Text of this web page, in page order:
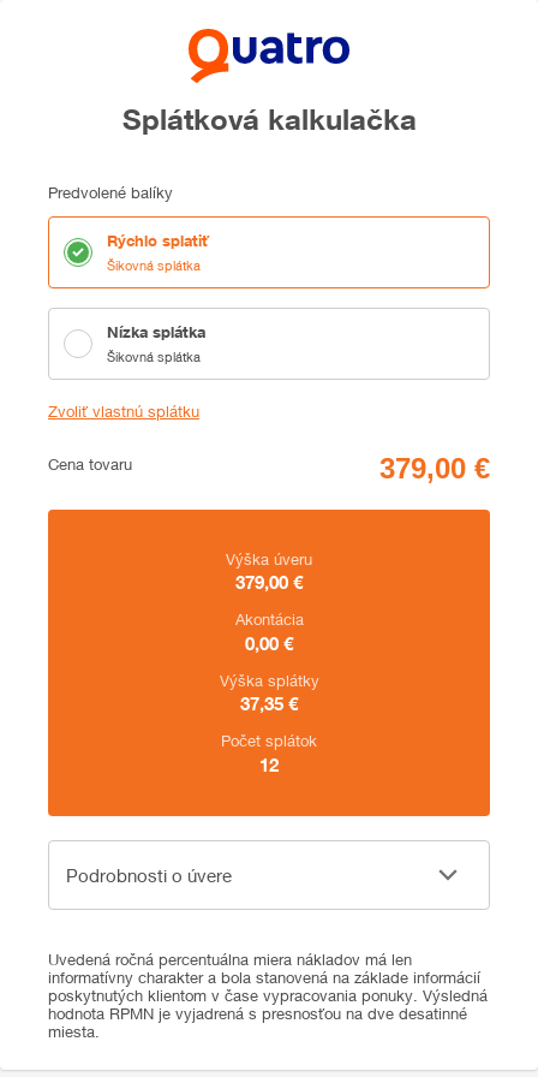
Splátková kalkulačka
Predvolené balíky
Rýchlo splatiť
Šikovná splátka
Nízka splátka
Šikovná splátka
Zvoliť vlastnú splátku
Cena
Cena tovaru
Zhrnutie
Výška úveru
379,00 €
Akontácia
0,00 €
Výška splátky
37,35 €
Počet splátok
12
Podrobnosti o úvere
Podrobnosti o úvere
Uvedená ročná percentuálna miera nákladov má len
informatívny charakter a bola stanovená na základe informácií
poskytnutých klientom v čase vypracovania ponuky. Výsledná
hodnota RPMN je vyjadrená s presnosťou na dve desatinné
miesta.